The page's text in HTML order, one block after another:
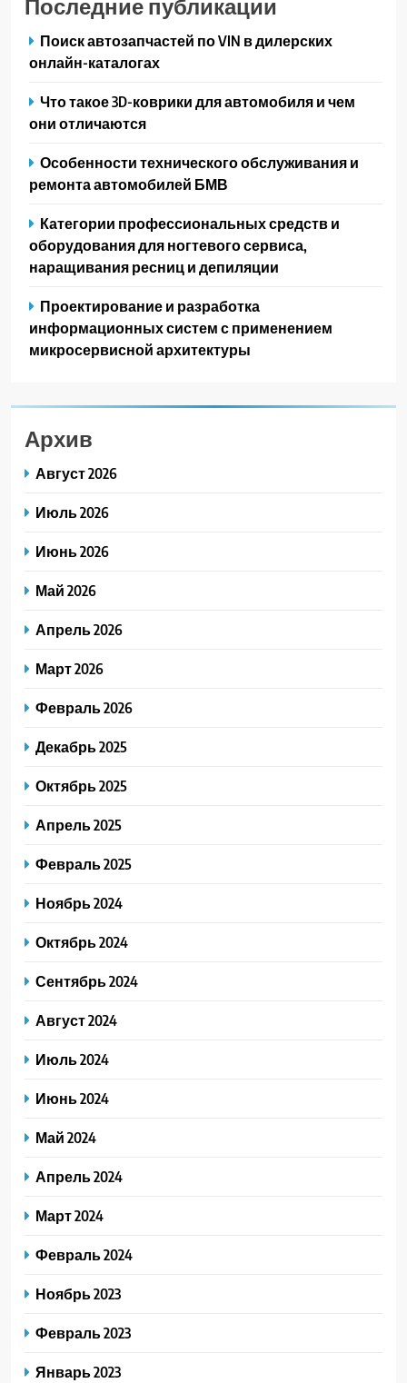
Последние публикации
Поиск автозапчастей по VIN в дилерских
онлайн-каталогах
Что такое 3D-коврики для автомобиля и чем
они отличаются
Особенности технического обслуживания и
ремонта автомобилей БМВ
Категории профессиональных средств и
оборудования для ногтевого сервиса,
наращивания ресниц и депиляции
Проектирование и разработка
информационных систем с применением
микросервисной архитектуры
Архив
Август 2026
Июль 2026
Июнь 2026
Май 2026
Апрель 2026
Март 2026
Февраль 2026
Декабрь 2025
Октябрь 2025
Апрель 2025
Февраль 2025
Ноябрь 2024
Октябрь 2024
Сентябрь 2024
Август 2024
Июль 2024
Июнь 2024
Май 2024
Апрель 2024
Март 2024
Февраль 2024
Ноябрь 2023
Февраль 2023
Январь 2023